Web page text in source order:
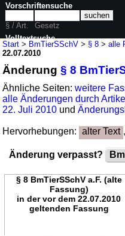
Start > BmTierSSchV > § 8 >alle
22.07.2010
Änderung§ 8
Ähnliche Seiten:weitere
alle Änderungen durch
22. Juli 2010 und
Hervorhebungen: alter Text ,
Änderung verpasst?
§ 8 BmTierSSchV a.F. (alte
Fassung)
in der vor dem 22.07.2010
geltenden Fassung
Vorschriftensuche
§ / Art.
Gesetz
Volltextsuche